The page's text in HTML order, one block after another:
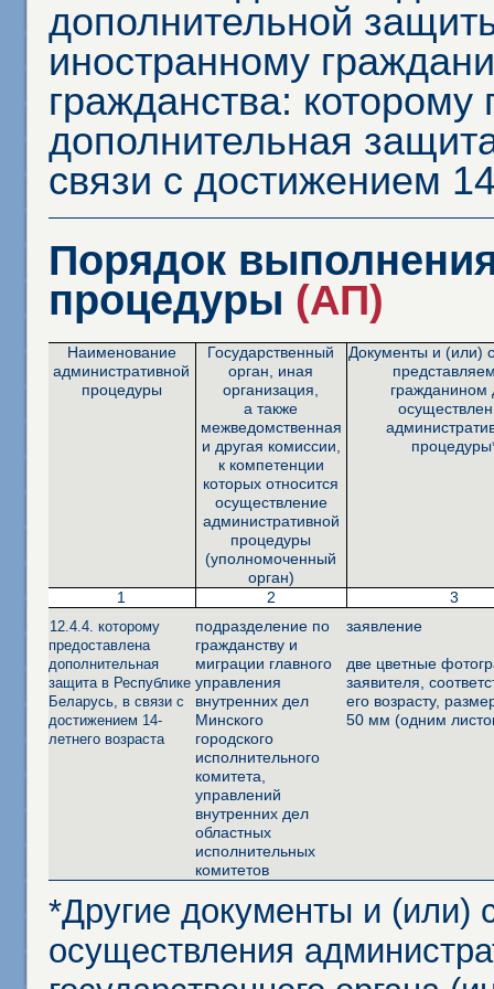
дополнительной
иностранному
гражданства: которому
дополнительная
связи с достижением
Порядок
процедуры (АП)
Наименование
административной
процедуры
Государственный
орган, иная
организация,
а также
межведомственная
и другая комиссии,
к компетенции
которых относится
осуществление
административной
процедуры
(уполномоченный
орган)
Документы и (или)
гражданином
1 2 3
12.4.4. которому
предоставлена
дополнительная
защита в Республике
Беларусь, в связи с
достижением 14-
летнего возраста
подразделение по
гражданству и
миграции главного
управления
внутренних дел
Минского
городского
исполнительного
комитета,
управлений
внутренних дел
областных
исполнительных
комитетов
заявление
две цветные
заявителя,
его возрасту,
50 мм (одним
*Другие документы и (или)
осуществления